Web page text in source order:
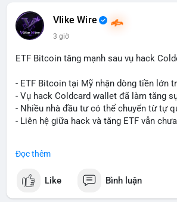
- Tòa án Nga công nhận crypto là tài
dân sự.
- Trump hy vọng ký luật cơ cấu thị
Ethereum.
lương bằng BTC.
#binancesquare #cryptonews #btc #eth
📰 Nguồn: Decrypt
Vlike Wire
3 giờ
ETF Bitcoin tăng mạnh sau vụ hack
- ETF Bitcoin tại Mỹ nhận dòng tiền lớn
- Vụ hack Coldcard wallet đã làm tăng
- Nhiều nhà đầu tư có thể chuyển từ tự
- Liên hệ giữa hack và tăng ETF vẫn
#vlikevn #titanbot
Đọc thêm
Like Bình luận